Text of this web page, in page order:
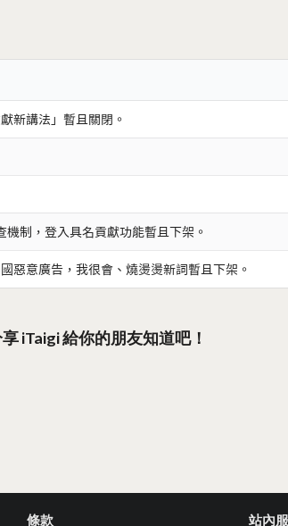
新講法」暫且關閉。
制，登入具名貢獻功能暫且下架。
惡意廣告，我很會、燒燙燙新詞暫且下架。
iTaigi 給你的朋友知道吧！
條款 站內